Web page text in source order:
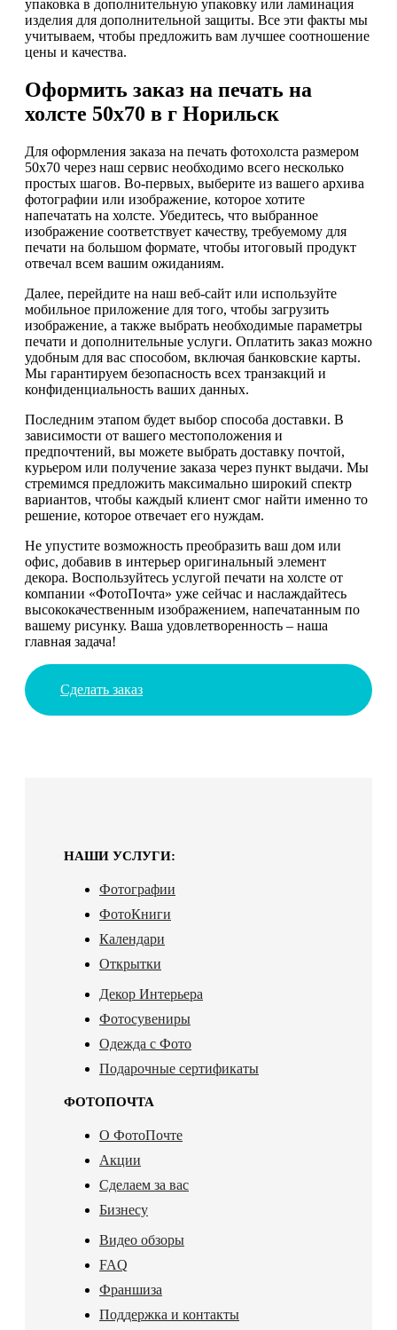
упаковка в дополнительную упаковку или ламинация
изделия для дополнительной защиты. Все эти факты мы
учитываем, чтобы предложить вам лучшее соотношение
цены и качества.
Оформить заказ на печать на
холсте 50х70 в г Норильск
Для оформления заказа на печать фотохолста размером
50х70 через наш сервис необходимо всего несколько
простых шагов. Во-первых, выберите из вашего архива
фотографии или изображение, которое хотите
напечатать на холсте. Убедитесь, что выбранное
изображение соответствует качеству, требуемому для
печати на большом формате, чтобы итоговый продукт
отвечал всем вашим ожиданиям.
Далее, перейдите на наш веб-сайт или используйте
мобильное приложение для того, чтобы загрузить
изображение, а также выбрать необходимые параметры
печати и дополнительные услуги. Оплатить заказ можно
удобным для вас способом, включая банковские карты.
Мы гарантируем безопасность всех транзакций и
конфиденциальность ваших данных.
Последним этапом будет выбор способа доставки. В
зависимости от вашего местоположения и
предпочтений, вы можете выбрать доставку почтой,
курьером или получение заказа через пункт выдачи. Мы
стремимся предложить максимально широкий спектр
вариантов, чтобы каждый клиент смог найти именно то
решение, которое отвечает его нуждам.
Не упустите возможность преобразить ваш дом или
офис, добавив в интерьер оригинальный элемент
декора. Воспользуйтесь услугой печати на холсте от
компании «ФотоПочта» уже сейчас и наслаждайтесь
высококачественным изображением, напечатанным по
вашему рисунку. Ваша удовлетворенность – наша
главная задача!
Сделать заказ
НАШИ УСЛУГИ:
Фотографии
ФотоКниги
Календари
Открытки
Декор Интерьера
Фотосувениры
Одежда с Фото
Подарочные сертификаты
ФОТОПОЧТА
О ФотоПочте
Акции
Сделаем за вас
Бизнесу
Видео обзоры
FAQ
Франшиза
Поддержка и контакты